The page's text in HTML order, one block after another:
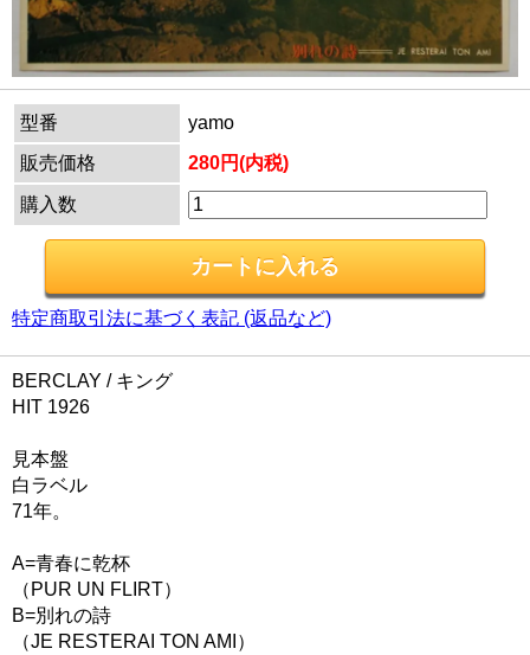
型番
yamo
販売価格
280円(内税)
購入数
特定商取引法に基づく表記 (返品など)
BERCLAY / キング
HIT 1926
見本盤
白ラベル
71年。
A=青春に乾杯
（PUR UN FLIRT）
B=別れの詩
（JE RESTERAI TON AMI）